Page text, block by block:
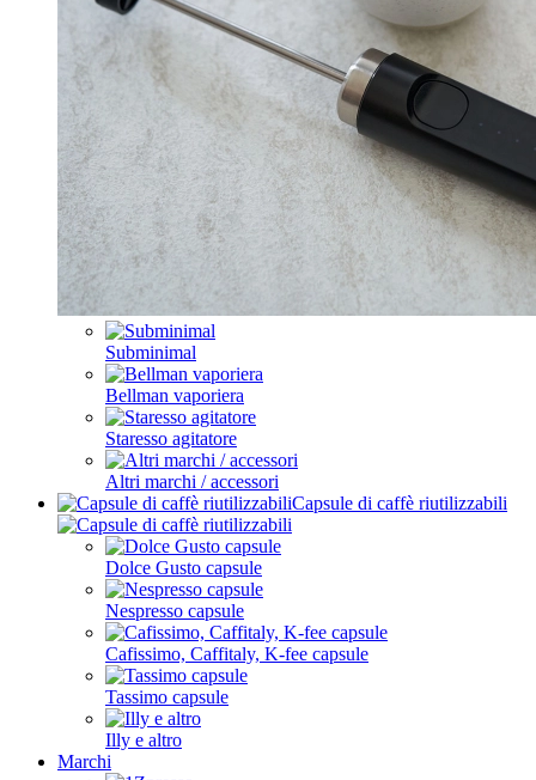
Subminimal
Bellman vaporiera
Staresso agitatore
Altri marchi / accessori
Capsule di caffè riutilizzabili
Dolce Gusto capsule
Nespresso capsule
Cafissimo, Caffitaly, K-fee capsule
Tassimo capsule
Illy e altro
Marchi